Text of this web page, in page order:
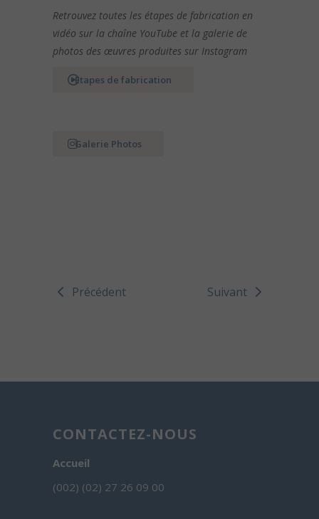
Retrouvez toutes les étapes de fabrication en
vidéo sur la chaîne YouTube et la galerie de
photos des œuvres produites sur Instagram
Etapes de fabrication
Galerie Photos
Précédent Suivant
CONTACTEZ-NOUS
Accueil
(002) (02) 27 26 09 00